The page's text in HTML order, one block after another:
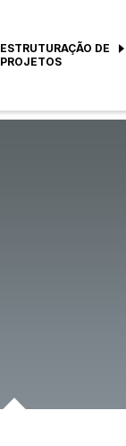
ESTRUTURAÇÃO DE
PROJETOS